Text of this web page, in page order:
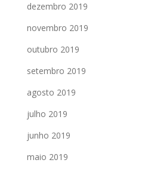
dezembro 2019
novembro 2019
outubro 2019
setembro 2019
agosto 2019
julho 2019
junho 2019
maio 2019